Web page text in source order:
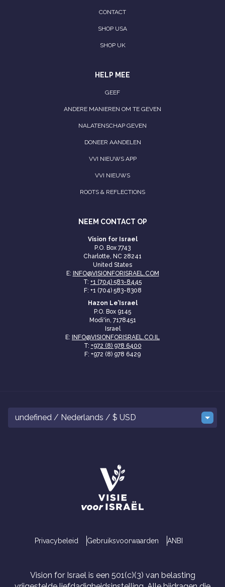
CONTACT
SHOP USA
SHOP UK
HELP MEE
GEEF
ANDERE MANIEREN OM TE GEVEN
NALATENSCHAP GEVEN
DONEER AANDELEN
VVI NIEUWS APP
VVI NIEUWS
ROOTS & REFLECTIONS
NEEM CONTACT OP
Vision for Israel
P.O. Box 7743
Charlotte, NC 28241
United States
E:
INFO@VISIONFORISRAEL.COM
T: +1 (704) 583-8445
F: +1 (704) 583-8308
Hazon Le’Israel
P.O. Box 9145
Modi'in, 7178451
Israel
E:
INFO@VISIONFORISRAEL.CO.IL
T: +972 (8) 978 6400
F: +972 (8) 978 6429
undefined / Nederlands / $ USD
Privacybeleid Gebruiksvoorwaarden ANBI
Vision for Israel is een 501(c)(3) van belasting